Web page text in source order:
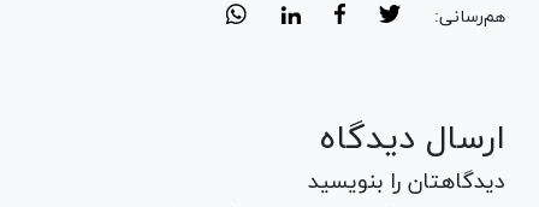
هم‌رسانی:
ارسال دیدگاه
دیدگاهتان را بنویسید